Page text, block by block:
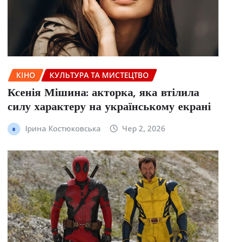
КІНО КУЛЬТУРА ТА МИСТЕЦТВО
Ксенія Мішина: акторка, яка втілила
силу характеру на українському екрані
Ірина Костюковська Чер 2, 2026